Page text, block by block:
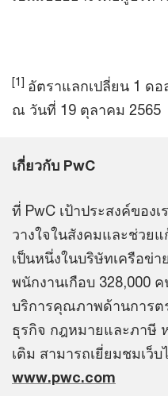
[1] อัตราแลกเปลี่ยน 1 ดอ
ณ วันที่ 19 ตุลาคม 2565
เกี่ยวกับ PwC
ที่ PwC เป้าประสงค์ของ
วางใจในสังคมและช่วย
เป็นหนึ่งในบริษัทเครือข่
พนักงานเกือบ 328,000
บริการคุณภาพด้านการ
ธุรกิจ กฎหมายและภาษี
เติม สามารถเยี่ยมชมเว็บ
www.pwc.com